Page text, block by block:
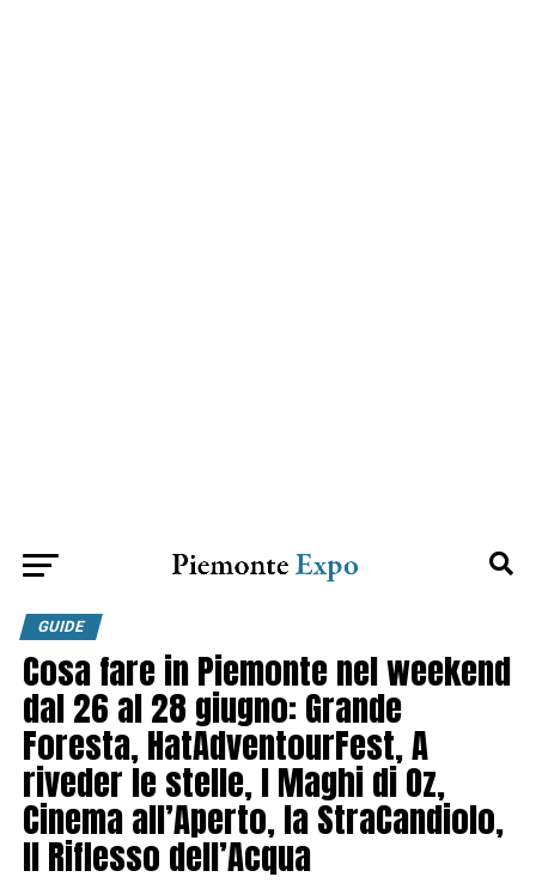
GUIDE
Cosa fare in Piemonte nel weekend
dal 26 al 28 giugno: Grande
Foresta, HatAdventourFest, A
riveder le stelle, I Maghi di Oz,
Cinema all’Aperto, la StraCandiolo,
Il Riflesso dell’Acqua